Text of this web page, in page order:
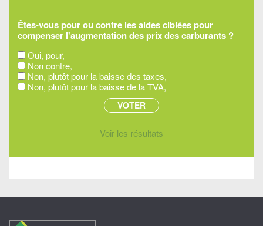
Êtes-vous pour ou contre les aides ciblées pour
compenser l'augmentation des prix des carburants ?
Oui, pour,
Non contre,
Non, plutôt pour la baisse des taxes,
Non, plutôt pour la baisse de la TVA,
Voir les résultats